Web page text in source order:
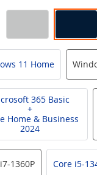
11 Home
365 Basic
+
Home & Business
2024
1360P Core i5-